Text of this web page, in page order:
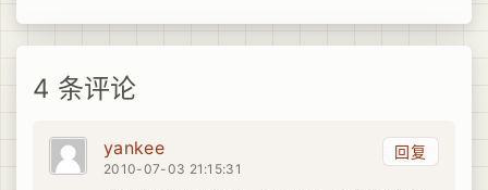
4 条评论
回复
yankee
2010-07-03 21:15:31